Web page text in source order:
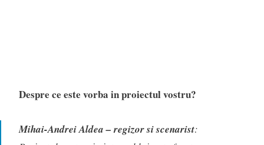
Despre ce este vorba in proiectul vostru?
Mihai-Andrei Aldea – regizor si scenarist: